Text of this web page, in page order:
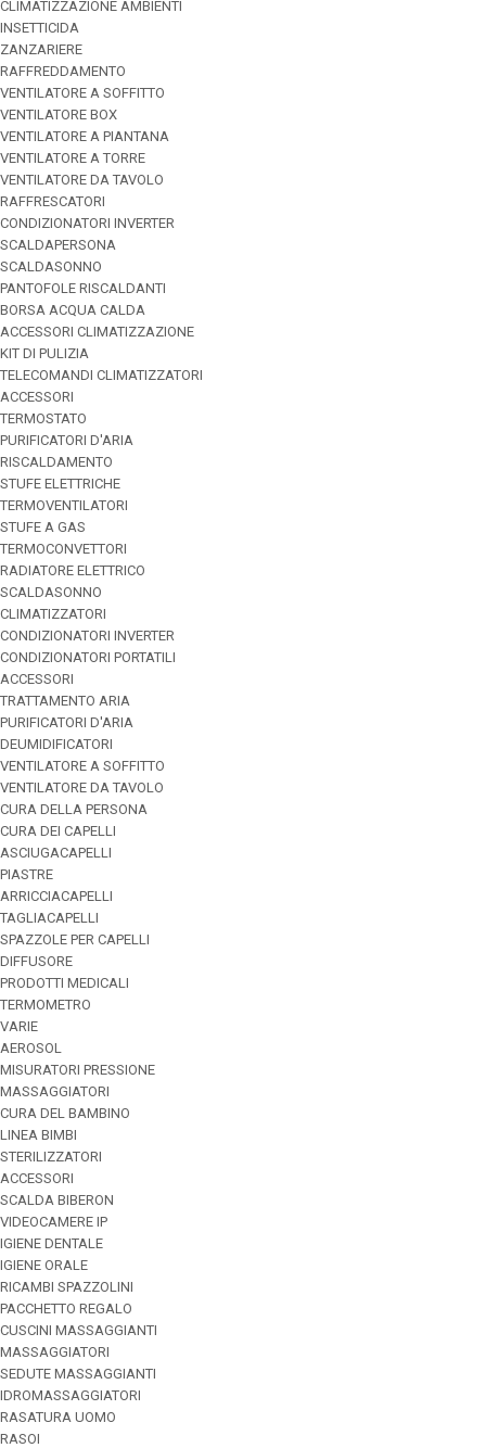
CLIMATIZZAZIONE AMBIENTI
INSETTICIDA
ZANZARIERE
RAFFREDDAMENTO
VENTILATORE A SOFFITTO
VENTILATORE BOX
VENTILATORE A PIANTANA
VENTILATORE A TORRE
VENTILATORE DA TAVOLO
RAFFRESCATORI
CONDIZIONATORI INVERTER
SCALDAPERSONA
SCALDASONNO
PANTOFOLE RISCALDANTI
BORSA ACQUA CALDA
ACCESSORI CLIMATIZZAZIONE
KIT DI PULIZIA
TELECOMANDI CLIMATIZZATORI
ACCESSORI
TERMOSTATO
PURIFICATORI D'ARIA
RISCALDAMENTO
STUFE ELETTRICHE
TERMOVENTILATORI
STUFE A GAS
TERMOCONVETTORI
RADIATORE ELETTRICO
SCALDASONNO
CLIMATIZZATORI
CONDIZIONATORI INVERTER
CONDIZIONATORI PORTATILI
ACCESSORI
TRATTAMENTO ARIA
PURIFICATORI D'ARIA
DEUMIDIFICATORI
VENTILATORE A SOFFITTO
VENTILATORE DA TAVOLO
CURA DELLA PERSONA
CURA DEI CAPELLI
ASCIUGACAPELLI
PIASTRE
ARRICCIACAPELLI
TAGLIACAPELLI
SPAZZOLE PER CAPELLI
DIFFUSORE
PRODOTTI MEDICALI
TERMOMETRO
VARIE
AEROSOL
MISURATORI PRESSIONE
MASSAGGIATORI
CURA DEL BAMBINO
LINEA BIMBI
STERILIZZATORI
ACCESSORI
SCALDA BIBERON
VIDEOCAMERE IP
IGIENE DENTALE
IGIENE ORALE
RICAMBI SPAZZOLINI
PACCHETTO REGALO
CUSCINI MASSAGGIANTI
MASSAGGIATORI
SEDUTE MASSAGGIANTI
IDROMASSAGGIATORI
RASATURA UOMO
RASOI